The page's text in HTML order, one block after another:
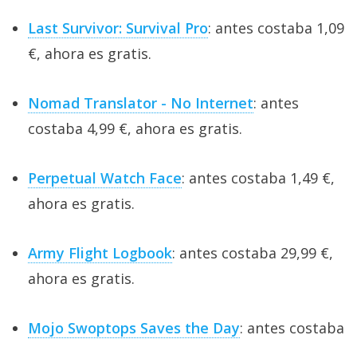
Last Survivor: Survival Pro: antes costaba 1,09
€, ahora es gratis.
Nomad Translator - No Internet: antes
costaba 4,99 €, ahora es gratis.
Perpetual Watch Face: antes costaba 1,49 €,
ahora es gratis.
Army Flight Logbook: antes costaba 29,99 €,
ahora es gratis.
Mojo Swoptops Saves the Day: antes costaba